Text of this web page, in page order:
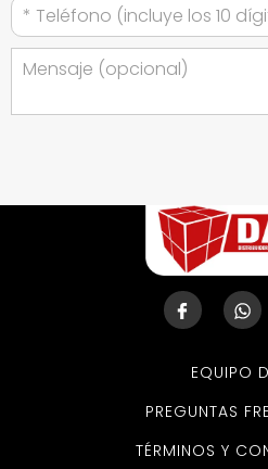
EQUIPO
PREGUNTAS
TÉRMINOS Y